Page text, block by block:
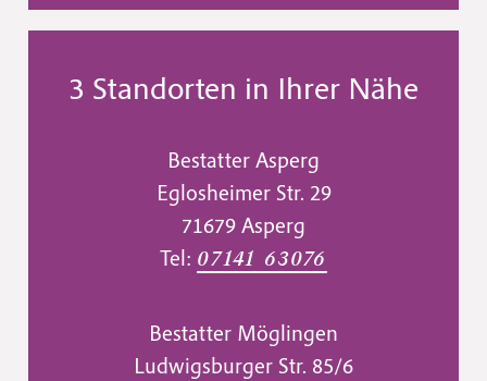
3 Standorten in Ihrer Nähe
Bestatter Asperg
Eglosheimer Str. 29
71679 Asperg
Tel: 07141 63076
Bestatter Möglingen
Ludwigsburger Str. 85/6